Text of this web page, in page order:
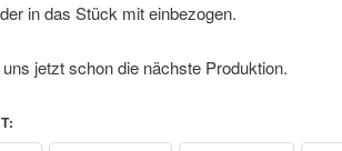
in das Stück mit einbezogen.
jetzt schon die nächste Produktion.